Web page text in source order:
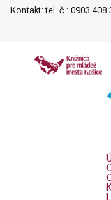
Kontakt: tel. č.: 0903 408